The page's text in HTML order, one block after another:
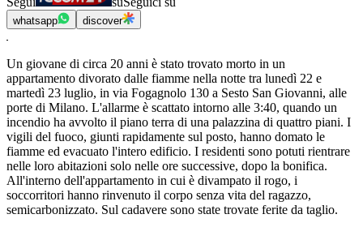
whatsapp discover
Un giovane di circa 20 anni è stato trovato morto in un
appartamento divorato dalle fiamme nella notte tra lunedì 22 e
martedì 23 luglio, in via Fogagnolo 130 a Sesto San Giovanni, alle
porte di Milano. L'allarme è scattato intorno alle 3:40, quando un
incendio ha avvolto il piano terra di una palazzina di quattro piani. I
vigili del fuoco, giunti rapidamente sul posto, hanno domato le
fiamme ed evacuato l'intero edificio. I residenti sono potuti rientrare
nelle loro abitazioni solo nelle ore successive, dopo la bonifica.
All'interno dell'appartamento in cui è divampato il rogo, i
soccorritori hanno rinvenuto il corpo senza vita del ragazzo,
semicarbonizzato. Sul cadavere sono state trovate ferite da taglio.